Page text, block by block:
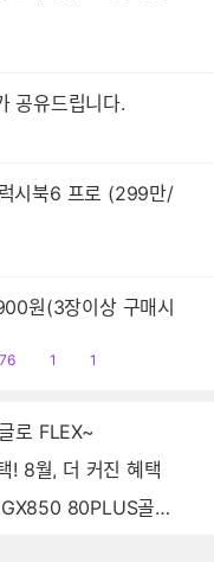
공유드립니다.
시북6 프로 (299만/
원(3장이상 구매시
읽
76
공1
댓1
로 FLEX~
! 8월, 더 커진 혜택
드 풀모듈러 ATX3.0 블랙